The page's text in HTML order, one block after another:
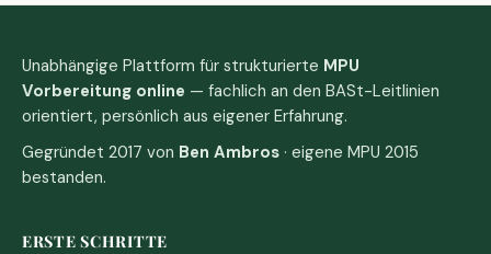
Unabhängige Plattform für strukturierte MPU
Vorbereitung online — fachlich an den BASt-Leitlinien
orientiert, persönlich aus eigener Erfahrung.
Gegründet 2017 von Ben Ambros · eigene MPU 2015
bestanden.
ERSTE SCHRITTE